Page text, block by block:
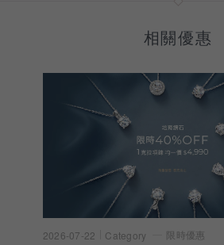
相關優惠
2026-07-22 Category 限時優惠